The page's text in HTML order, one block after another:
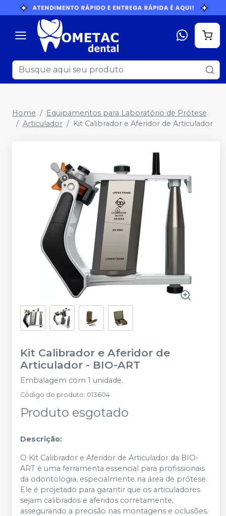
Home
Equipamentos para Laboratório de Prótese
Articulador
Kit Calibrador e Aferidor de Articulador
Kit Calibrador e Aferidor de
Articulador - BIO-ART
Embalagem com 1 unidade.
Código do produto: 013604
Produto esgotado
Descrição:
O Kit Calibrador e Aferidor de Articulador da BIO-
ART é uma ferramenta essencial para profissionais
da odontologia, especialmente na área de prótese.
Ele é projetado para garantir que os articuladores
sejam calibrados e aferidos corretamente,
assegurando a precisão nas montagens e oclusões.